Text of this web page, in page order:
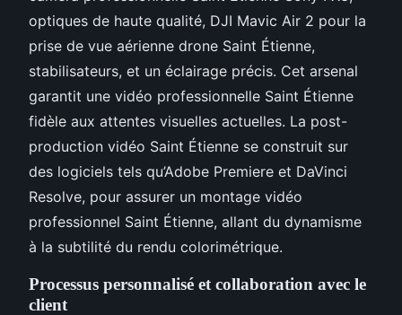
optiques de haute qualité, DJI Mavic Air 2 pour la
prise de vue aérienne drone Saint Étienne,
stabilisateurs, et un éclairage précis. Cet arsenal
garantit une vidéo professionnelle Saint Étienne
fidèle aux attentes visuelles actuelles. La post-
production vidéo Saint Étienne se construit sur
des logiciels tels qu’Adobe Premiere et DaVinci
Resolve, pour assurer un montage vidéo
professionnel Saint Étienne, allant du dynamisme
à la subtilité du rendu colorimétrique.
Processus personnalisé et collaboration avec le
client